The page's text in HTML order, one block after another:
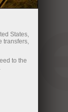
States,
transfers,
to the